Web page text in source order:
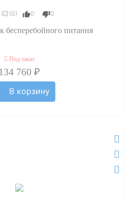
(0) 0 0
питания
Под заказ
134 760 ₽
В корзину